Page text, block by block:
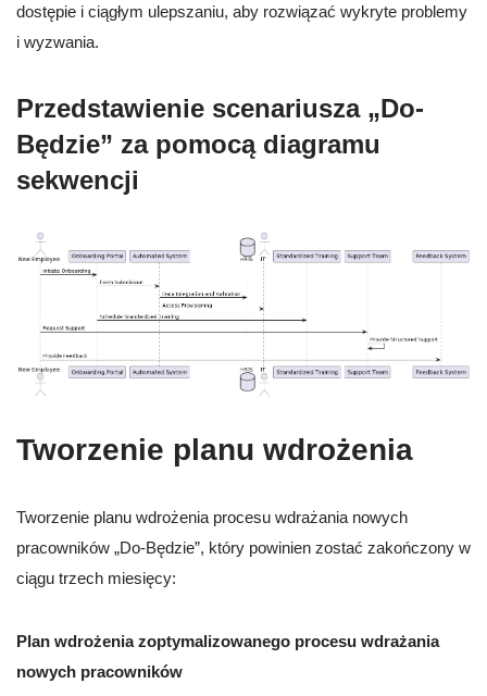
dostępie i ciągłym ulepszaniu, aby rozwiązać wykryte problemy
i wyzwania.
Przedstawienie scenariusza „Do-
Będzie” za pomocą diagramu
sekwencji
Tworzenie planu wdrożenia
Tworzenie planu wdrożenia procesu wdrażania nowych
pracowników „Do-Będzie”, który powinien zostać zakończony w
ciągu trzech miesięcy:
Plan wdrożenia zoptymalizowanego procesu wdrażania
nowych pracowników